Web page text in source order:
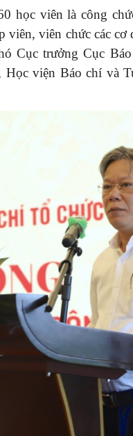
học viên là công
viên, viên chức các
Cục trưởng Cục
viện Báo chí và